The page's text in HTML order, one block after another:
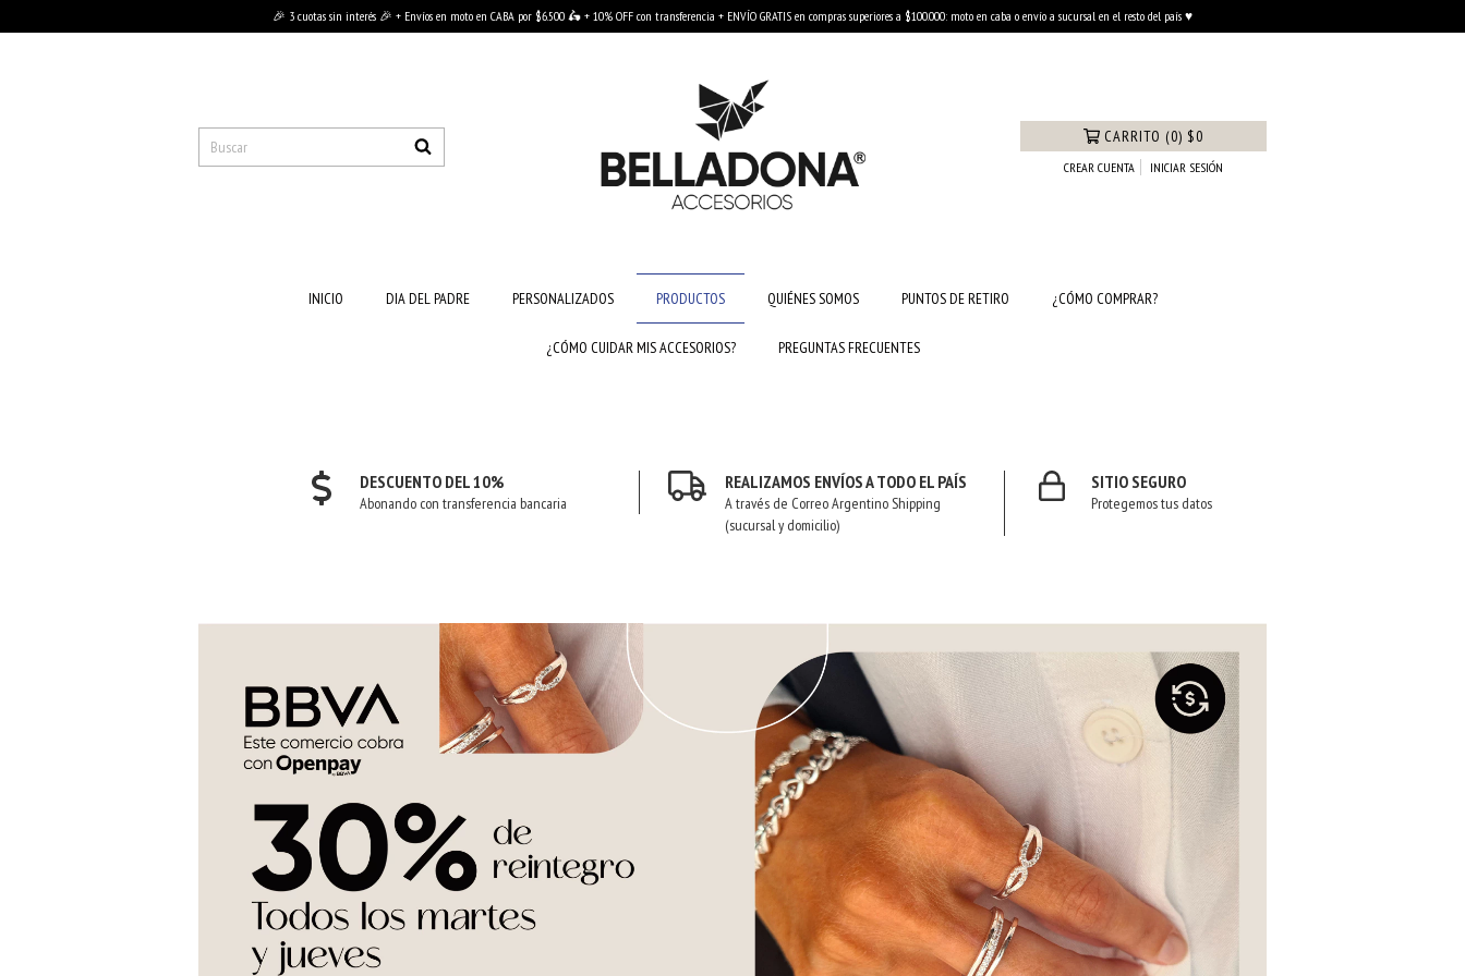
🎉 3 cuotas sin interés 🎉 + Envíos en moto en CABA por $6.500 🛵 + 10% OFF con transferencia + ENVÍO GRATIS en compras superiores a $100.000: moto en caba o envío a sucursal en el resto del país ♥
CARRITO (0) $0
CREAR CUENTA INICIAR SESIÓN
INICIO DIA DEL PADRE PERSONALIZADOS PRODUCTOS QUIÉNES SOMOS PUNTOS DE RETIRO ¿CÓMO COMPRAR?
¿CÓMO CUIDAR MIS ACCESORIOS? PREGUNTAS FRECUENTES
DESCUENTO DEL 10%
Abonando con transferencia bancaria
REALIZAMOS ENVÍOS A TODO EL PAÍS
A través de Correo Argentino Shipping
(sucursal y domicilio)
SITIO SEGURO
Protegemos tus datos